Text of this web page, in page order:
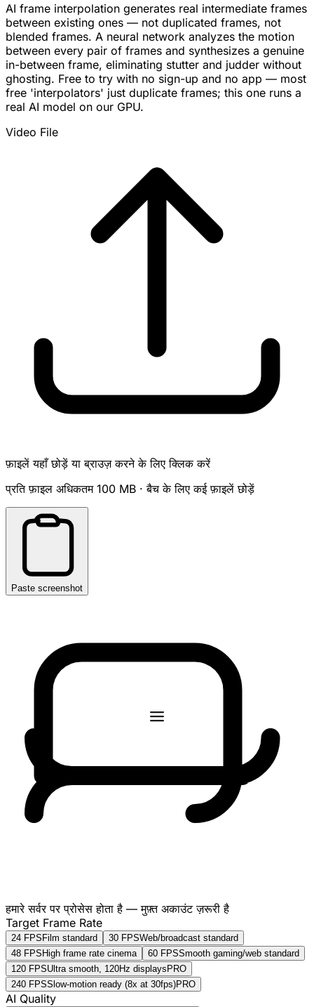
AI frame interpolation generates real intermediate frames
between existing ones — not duplicated frames, not
blended frames. A neural network analyzes the motion
between every pair of frames and synthesizes a genuine
in-between frame, eliminating stutter and judder without
ghosting. Free to try with no sign-up and no app — most
free 'interpolators' just duplicate frames; this one runs a
real AI model on our GPU.
Video File
फ़ाइलें यहाँ छोड़ें या ब्राउज़ करने के लिए क्लिक करें
प्रति फ़ाइल अधिकतम 100 MB · बैच के लिए कई फ़ाइलें छोड़ें
Paste screenshot
हमारे सर्वर पर प्रोसेस होता है — मुफ़्त अकाउंट ज़रूरी है
Target Frame Rate
24 FPS Film standard 30 FPSWeb/broadcast standard
48 FPS High frame rate cinema 60 FPSSmooth gaming/web standard
120 FPSUltra smooth, 120Hz displays PRO
240 FPSSlow-motion ready (8x at 30fps)PRO
AI Quality